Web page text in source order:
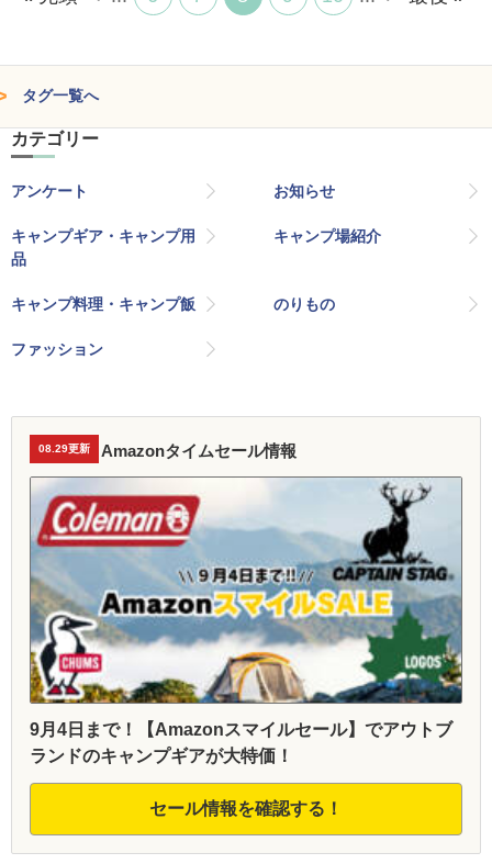
タグ一覧へ
カテゴリー
アンケート お知らせ
キャンプギア・キャンプ用
品
キャンプ場紹介
キャンプ料理・キャンプ飯 のりもの
ファッション
08.29更新 Amazonタイムセール情報
9月4日まで！【Amazonスマイルセール】でアウトブ
ランドのキャンプギアが大特価！
セール情報を確認する！